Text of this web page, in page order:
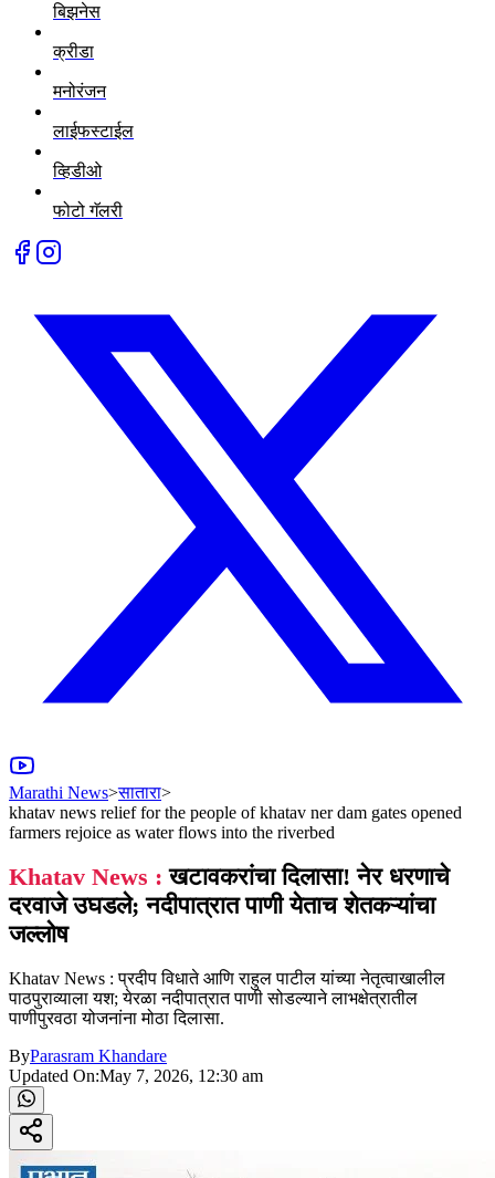
बिझनेस
क्रीडा
मनोरंजन
लाईफस्टाईल
व्हिडीओ
फोटो गॅलरी
Marathi News>सातारा>
khatav news relief for the people of khatav ner dam gates opened
farmers rejoice as water flows into the riverbed
Khatav News : खटावकरांचा दिलासा! नेर धरणाचे
दरवाजे उघडले; नदीपात्रात पाणी येताच शेतकऱ्यांचा
जल्लोष
Khatav News : प्रदीप विधाते आणि राहुल पाटील यांच्या नेतृत्वाखालील
पाठपुराव्याला यश; येरळा नदीपात्रात पाणी सोडल्याने लाभक्षेत्रातील
पाणीपुरवठा योजनांना मोठा दिलासा.
ByParasram Khandare
Updated On:May 7, 2026, 12:30 am